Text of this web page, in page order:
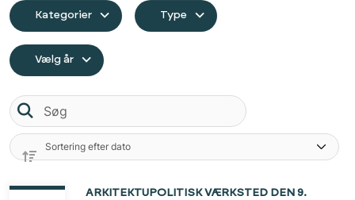
Kategorier Type
Vælg år
ARKITEKTUPOLITISK VÆRKSTED DEN 9.